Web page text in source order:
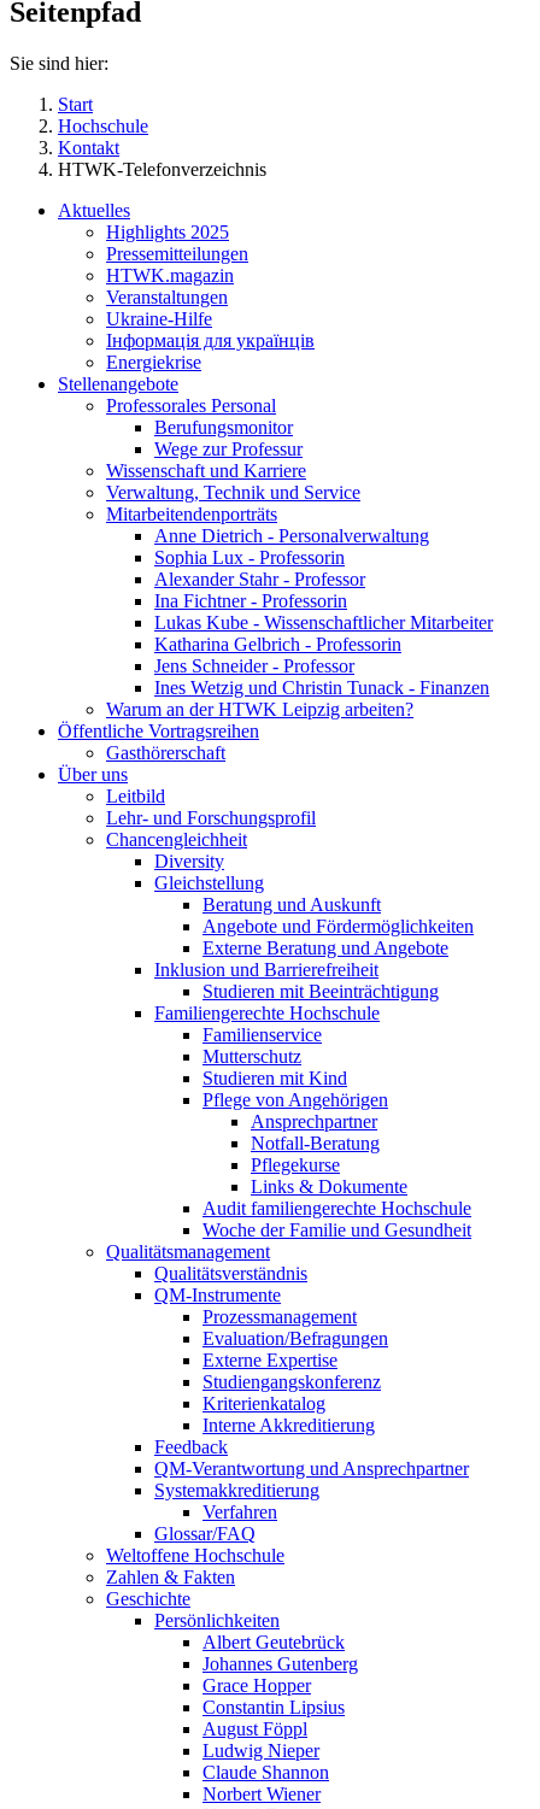
Seitenpfad
Sie sind hier:
Start
Hochschule
Kontakt
HTWK-Telefonverzeichnis
Aktuelles
Highlights 2025
Pressemitteilungen
HTWK.magazin
Veranstaltungen
Ukraine-Hilfe
Інформація для українців
Energiekrise
Stellenangebote
Professorales Personal
Berufungsmonitor
Wege zur Professur
Wissenschaft und Karriere
Verwaltung, Technik und Service
Mitarbeitendenporträts
Anne Dietrich - Personalverwaltung
Sophia Lux - Professorin
Alexander Stahr - Professor
Ina Fichtner - Professorin
Lukas Kube - Wissenschaftlicher Mitarbeiter
Katharina Gelbrich - Professorin
Jens Schneider - Professor
Ines Wetzig und Christin Tunack - Finanzen
Warum an der HTWK Leipzig arbeiten?
Öffentliche Vortragsreihen
Gasthörerschaft
Über uns
Leitbild
Lehr- und Forschungsprofil
Chancengleichheit
Diversity
Gleichstellung
Beratung und Auskunft
Angebote und Fördermöglichkeiten
Externe Beratung und Angebote
Inklusion und Barrierefreiheit
Studieren mit Beeinträchtigung
Familiengerechte Hochschule
Familienservice
Mutterschutz
Studieren mit Kind
Pflege von Angehörigen
Ansprechpartner
Notfall-Beratung
Pflegekurse
Links & Dokumente
Audit familiengerechte Hochschule
Woche der Familie und Gesundheit
Qualitätsmanagement
Qualitätsverständnis
QM-Instrumente
Prozessmanagement
Evaluation/Befragungen
Externe Expertise
Studiengangskonferenz
Kriterienkatalog
Interne Akkreditierung
Feedback
QM-Verantwortung und Ansprechpartner
Systemakkreditierung
Verfahren
Glossar/FAQ
Weltoffene Hochschule
Zahlen & Fakten
Geschichte
Persönlichkeiten
Albert Geutebrück
Johannes Gutenberg
Grace Hopper
Constantin Lipsius
August Föppl
Ludwig Nieper
Claude Shannon
Norbert Wiener